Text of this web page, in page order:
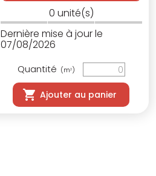
0 unité(s)
Dernière mise à jour le
07/08/2026
Quantité (m2)
Ajouter au panier